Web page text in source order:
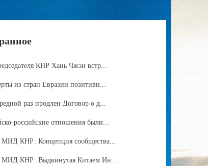
КНР Хань Чжэн встр...
из стран Евразии позитивн...
раз продлен Договор о д...
российские отношения были...
МИД КНР: Концепция сообщества...
МИД КНР: Выдвинутая Китаем Ин...